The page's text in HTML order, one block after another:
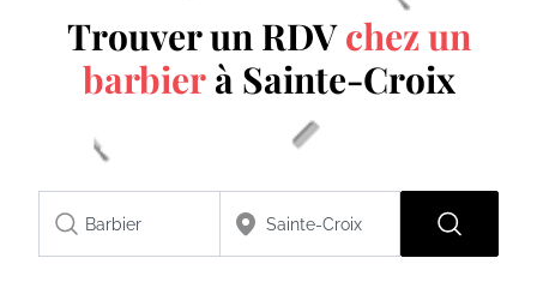
Trouver un RDVchez un
barbierà Sainte-Croix